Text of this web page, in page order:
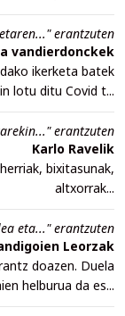
erantzuten
vandierdonckek
ikerketa batek
lotu ditu Covid t...
erantzuten
Karlo Ravelik
bixitasunak,
altxorrak...
eta..." erantzuten
Leorzak
doazen. Duela
helburua da es...